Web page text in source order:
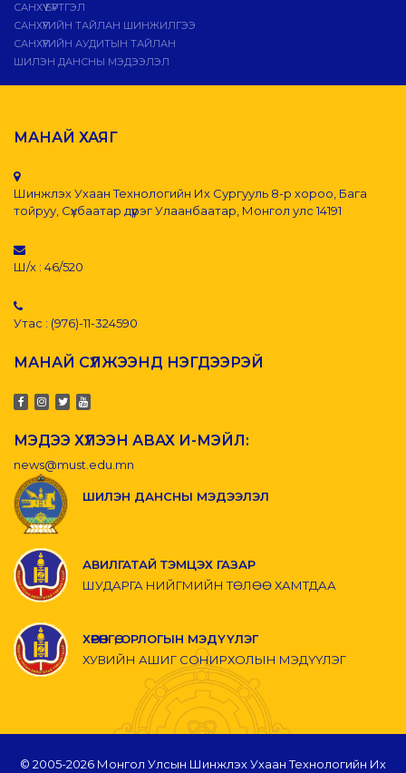
САНХҮҮ БҮРТГЭЛ
САНХҮҮГИЙН ТАЙЛАН ШИНЖИЛГЭЭ
САНХҮҮГИЙН АУДИТЫН ТАЙЛАН
ШИЛЭН ДАНСНЫ МЭДЭЭЛЭЛ
МАНАЙ ХАЯГ
Шинжлэх Ухаан Технологийн Их Сургууль 8-р хороо, Бага
тойруу, Сүхбаатар дүүрэг Улаанбаатар, Монгол улс 14191
Ш/х : 46/520
Утас : (976)-11-324590
МАНАЙ СҮЛЖЭЭНД НЭГДЭЭРЭЙ
МЭДЭЭ ХҮЛЭЭН АВАХ И-МЭЙЛ:
news@must.edu.mn
ШИЛЭН ДАНСНЫ МЭДЭЭЛЭЛ
АВИЛГАТАЙ ТЭМЦЭХ ГАЗАР
ШУДАРГА НИЙГМИЙН ТӨЛӨӨ ХАМТДАА
ХӨРӨНГӨ, ОРЛОГЫН МЭДҮҮЛЭГ
ХУВИЙН АШИГ СОНИРХОЛЫН МЭДҮҮЛЭГ
© 2005-2026 Монгол Улсын Шинжлэх Ухаан Технологийн Их